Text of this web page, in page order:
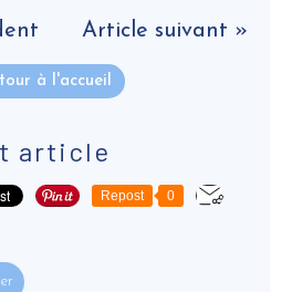
Article suivant »
à l'accueil
article
Repost 0